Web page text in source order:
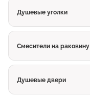
Душевые уголки
Смесители на раковину
Душевые двери